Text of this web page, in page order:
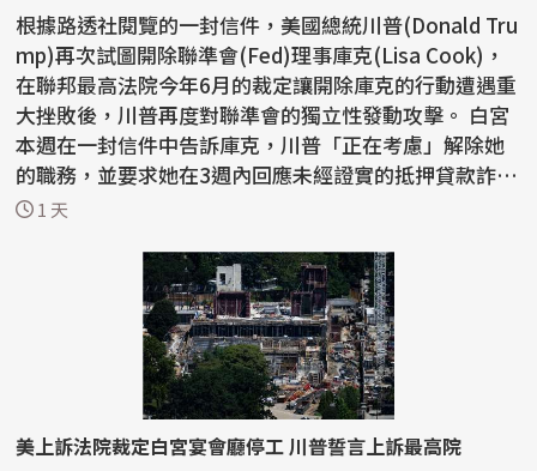
根據路透社閱覽的一封信件，美國總統川普(Donald Tru
mp)再次試圖開除聯準會(Fed)理事庫克(Lisa Cook)，
在聯邦最高法院今年6月的裁定讓開除庫克的行動遭遇重
大挫敗後，川普再度對聯準會的獨立性發動攻擊。 白宮
本週在一封信件中告訴庫克，川普「正在考慮」解除她
的職務，並要求她在3週內回應未經證實的抵押貸款詐
欺...1 天
美上訴法院裁定白宮宴會廳停工 川普誓言上訴最高院